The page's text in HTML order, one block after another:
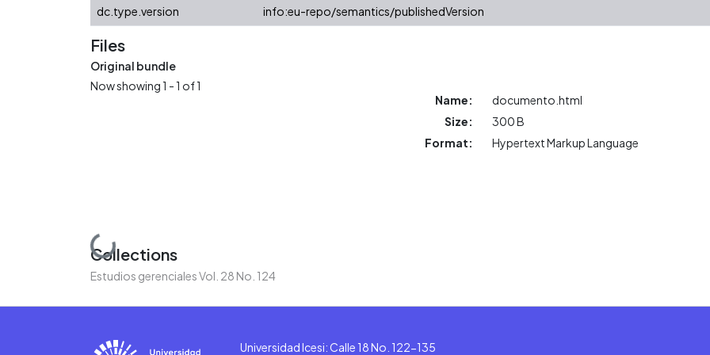
dc.type.version
info:eu-repo/semantics/publishedVersion
Files
Original bundle
Now showing1 - 1 of 1
Loading...
Name:
documento.html
Size:
300 B
Format:
Hypertext Markup Language
Collections
Estudios gerenciales Vol. 28 No. 124
Universidad Icesi: Calle 18 No. 122-135